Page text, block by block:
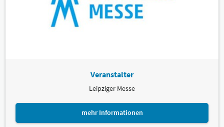
Veranstalter
Leipziger Messe
mehr Informationen